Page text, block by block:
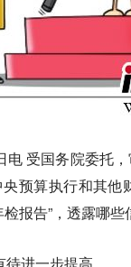
电 受国务院委托
预算执行和其
报告”，透露哪些